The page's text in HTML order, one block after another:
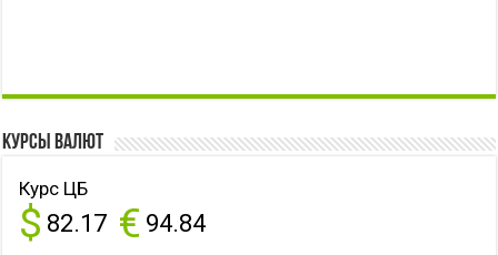
Курсы валют
Курс ЦБ
$ 82.17 € 94.84